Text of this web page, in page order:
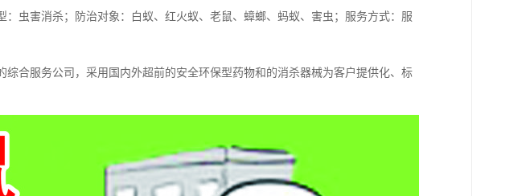
虫害消杀；防治对象：白蚁、红火蚁、老鼠、蟑螂、蚂蚁、害虫；服务方式：服
合服务公司，采用国内外超前的安全环保型药物和的消杀器械为客户提供化、标